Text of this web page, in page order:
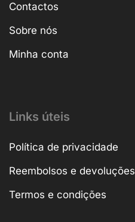
Contactos
Sobre nós
Minha conta
Links úteis
Política de privacidade
Reembolsos e devoluções
Termos e condições